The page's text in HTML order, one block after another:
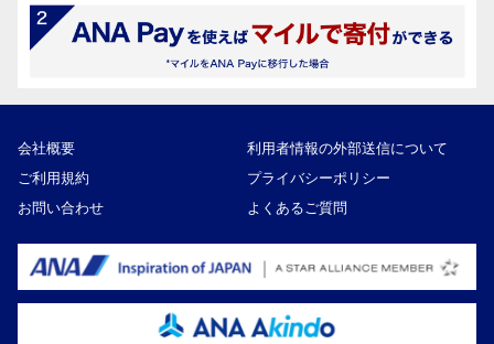
会社概要
利用者情報の外部送信について
ご利用規約
プライバシーポリシー
お問い合わせ
よくあるご質問